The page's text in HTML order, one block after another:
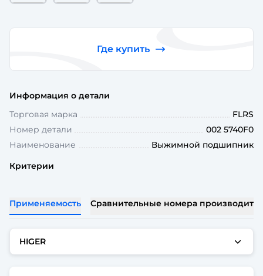
Где купить
Информация о детали
Торговая марка
FLRS
Номер детали
002 5740F0
Наименование
Выжимной подшипник
Критерии
Применяемость Сравнительные номера
HIGER